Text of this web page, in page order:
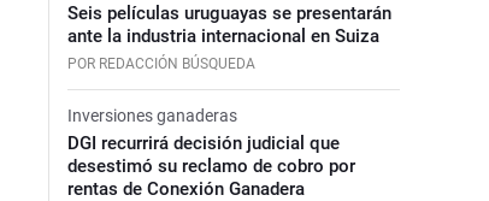
Seis películas uruguayas se presentarán
ante la industria internacional en Suiza
POR REDACCIÓN BÚSQUEDA
Inversiones ganaderas
DGI recurrirá decisión judicial que
desestimó su reclamo de cobro por
rentas de Conexión Ganadera